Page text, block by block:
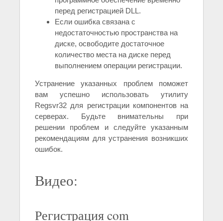
перед регистрацией DLL.
Если ошибка связана с
недостаточностью пространства на
диске, освободите достаточное
количество места на диске перед
выполнением операции регистрации.
Устранение указанных проблем поможет
вам успешно использовать утилиту
Regsvr32 для регистрации компонентов на
серверах. Будьте внимательны при
решении проблем и следуйте указанным
рекомендациям для устранения возникших
ошибок.
Видео:
Регистрация com